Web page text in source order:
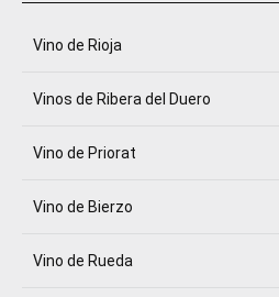
Vino de Rioja
Vinos de Ribera del Duero
Vino de Priorat
Vino de Bierzo
Vino de Rueda